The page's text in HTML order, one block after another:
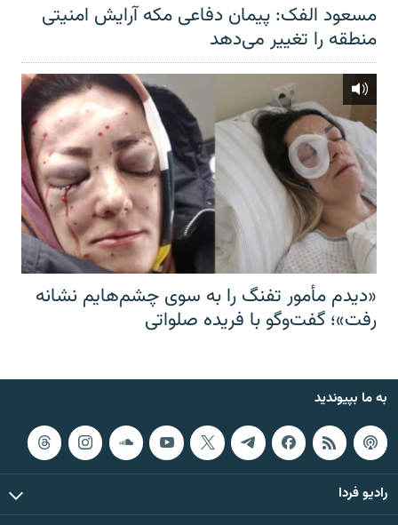
مسعود الفک: پیمان دفاعی مکه آرایش امنیتی
منطقه را تغییر می‌دهد
«دیدم مأمور تفنگ را به سوی چشم‌هایم نشانه
رفت»؛ گفت‌و‌گو با فریده صلواتی
به ما بپیوندید
رادیو فردا